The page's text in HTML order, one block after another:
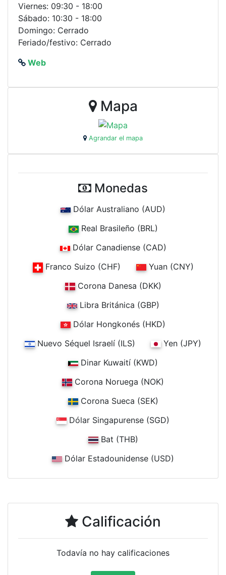
Viernes: 09:30 - 18:00
Sábado: 10:30 - 18:00
Domingo: Cerrado
Feriado/festivo: Cerrado
Web
Mapa
Agrandar el mapa
Monedas
Dólar Australiano (AUD)
Real Brasileño (BRL)
Dólar Canadiense (CAD)
Franco Suizo (CHF)
Yuan (CNY)
Corona Danesa (DKK)
Libra Británica (GBP)
Dólar Hongkonés (HKD)
Nuevo Séquel Israelí (ILS)
Yen (JPY)
Dinar Kuwaití (KWD)
Corona Noruega (NOK)
Corona Sueca (SEK)
Dólar Singapurense (SGD)
Bat (THB)
Dólar Estadounidense (USD)
Calificación
Todavía no hay calificaciones